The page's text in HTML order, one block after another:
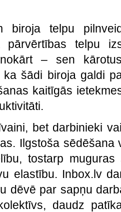
biroja telpu
pārvērtības telpu
– sen
ka šādi biroja galdi
kaitīgās
bet darbinieki
Ilgstoša
tostarp
elastību. Inbox.lv
dēvē par sapņu
daudz